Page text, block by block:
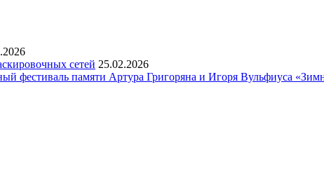
сетей 25.02.2026
фестиваль памяти Артура Григоряна и Игоря Вульфиуса